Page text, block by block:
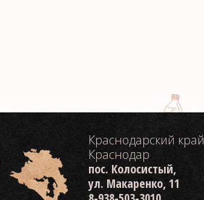
Краснодарский край
Краснодар
пос. Колосистый,
ул. Макаренко, 11